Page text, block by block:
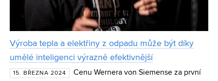
Výroba tepla a elektřiny z odpadu může být díky
umělé inteligenci výrazně efektivnější
15. BŘEZNA 2024
Cenu Wernera von Siemense za první